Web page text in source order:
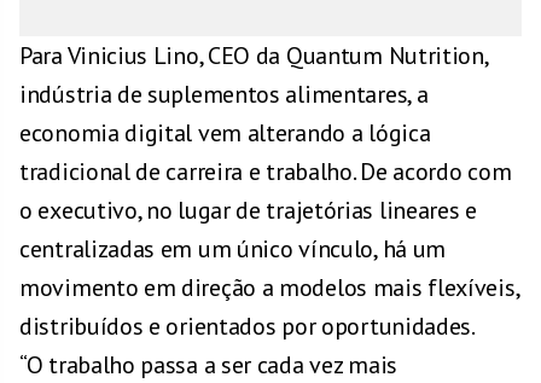
Para Vinicius Lino, CEO da Quantum Nutrition,
indústria de suplementos alimentares, a
economia digital vem alterando a lógica
tradicional de carreira e trabalho. De acordo com
o executivo, no lugar de trajetórias lineares e
centralizadas em um único vínculo, há um
movimento em direção a modelos mais flexíveis,
distribuídos e orientados por oportunidades.
“O trabalho passa a ser cada vez mais